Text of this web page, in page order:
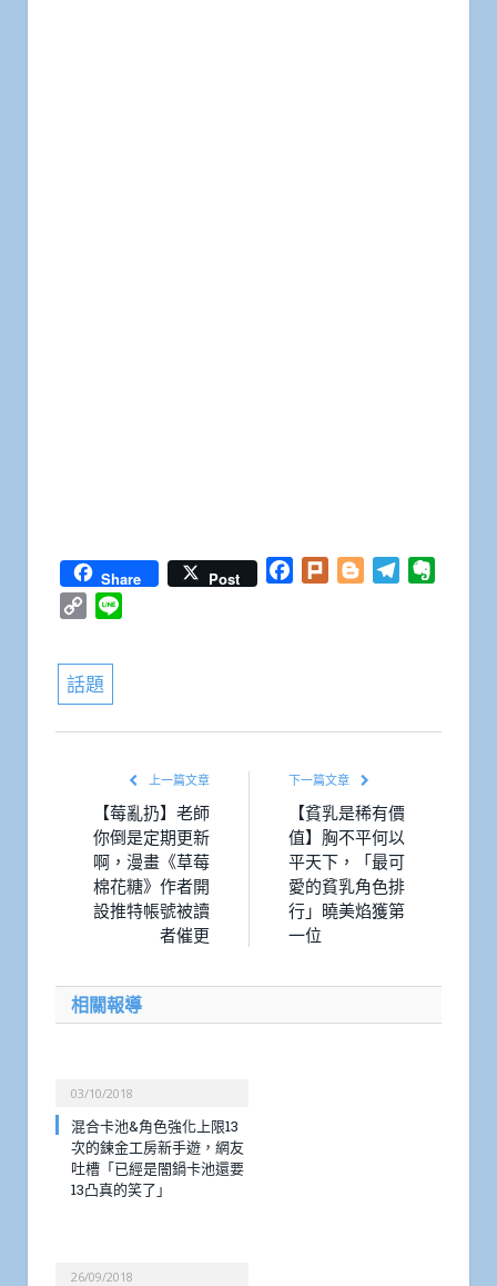
Share Post Facebook
Plurk BloggerTelegram
Copy
話題
上一篇文章
【莓亂扔】老師
你倒是定期更新
啊，漫畫《草莓
棉花糖》作者開
設推特帳號被讀
者催更
下一篇文章
【貧乳是稀有價
值】胸不平何以
平天下，「最可
愛的貧乳角色排
行」曉美焰獲第
一位
相關報導
03/10/2018
混合卡池&角色強化上限13
次的鍊金工房新手遊，網友
吐槽「已經是闇鍋卡池還要
13凸真的笑了」
26/09/2018